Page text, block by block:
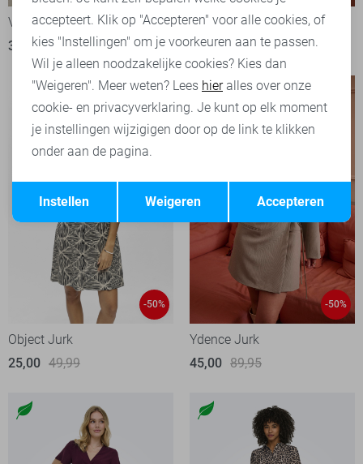
Vero Moda Jurk
30,00 59,99
LolaLiza Jurk
33,00 65,99
-50%
Object Jurk
25,00 49,99
-50%
Ydence Jurk
45,00 89,95
Terug Opslaan
accepteert. Klik op "Accepteren" voor alle cookies, of
kies "Instellingen" om je voorkeuren aan te passen.
Wil je alleen noodzakelijke cookies? Kies dan
"Weigeren". Meer weten? Lees hieralles over onze
cookie- en privacyverklaring. Je kunt op elk moment
je instellingen wijzigigen door op de link te klikken
onder aan de pagina.
Accepteren
Weigeren
Instellen